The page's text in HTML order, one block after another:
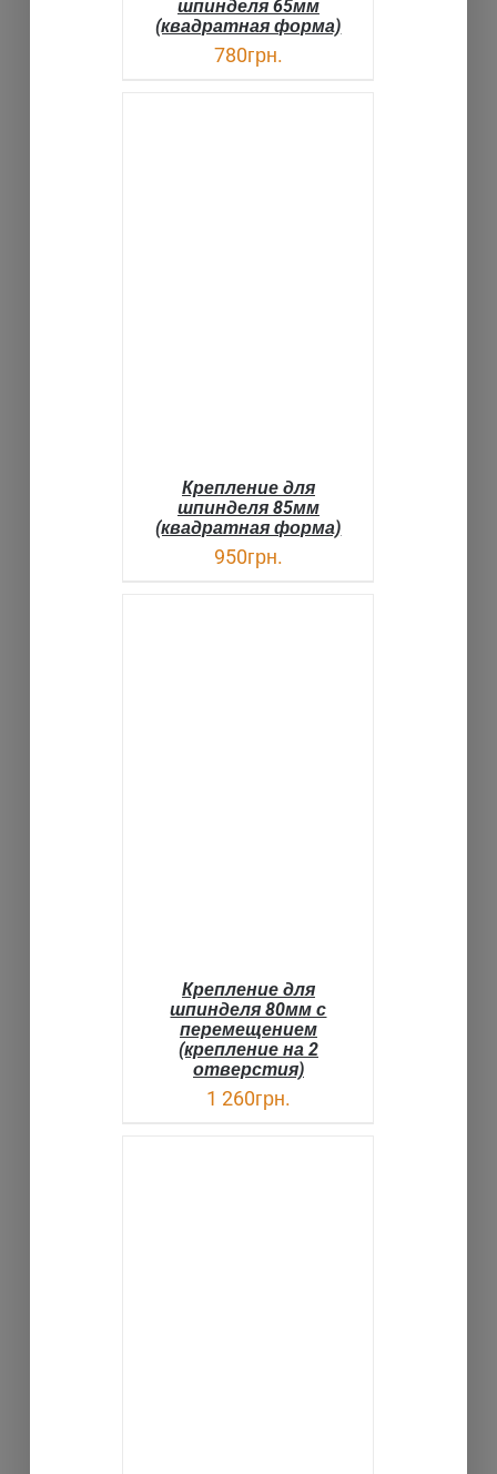
шпинделя 65мм
(квадратная форма)
780грн.
Крепление для
шпинделя 85мм
(квадратная форма)
950грн.
Крепление для
шпинделя 80мм с
перемещением
(крепление на 2
отверстия)
1 260грн.